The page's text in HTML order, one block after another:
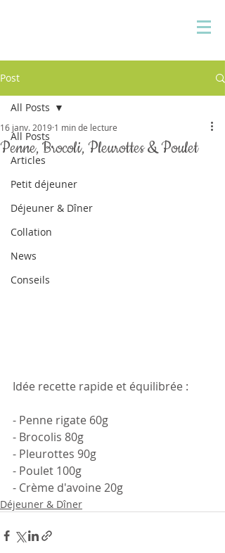
Post
All Posts
Articles
Petit déjeuner
Déjeuner & Dîner
Collation
News
Conseils
All Posts
Penne, Brocoli, Pleurottes & Poulet
16 janv. 2019 1 min de lecture
Idée recette rapide et équilibrée :
- Penne rigate 60g
- Brocolis 80g
- Pleurottes 90g
- Poulet 100g
- Crème d'avoine 20g
Déjeuner & Dîner